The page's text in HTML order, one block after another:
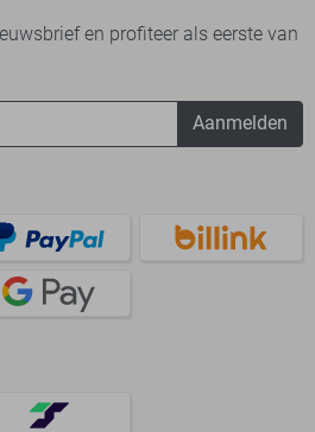
en profiteer als eerste van
Aanmelden